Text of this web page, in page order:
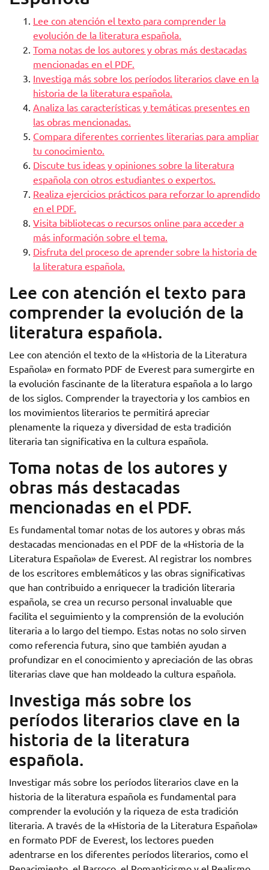
Lee con atención el texto para comprender la
evolución de la literatura española.
Toma notas de los autores y obras más destacadas
mencionadas en el PDF.
Investiga más sobre los períodos literarios clave en la
historia de la literatura española.
Analiza las características y temáticas presentes en
las obras mencionadas.
Compara diferentes corrientes literarias para ampliar
tu conocimiento.
Discute tus ideas y opiniones sobre la literatura
española con otros estudiantes o expertos.
Realiza ejercicios prácticos para reforzar lo aprendido
en el PDF.
Visita bibliotecas o recursos online para acceder a
más información sobre el tema.
Disfruta del proceso de aprender sobre la historia de
la literatura española.
Lee con atención el texto para
comprender la evolución de la
literatura española.
Lee con atención el texto de la «Historia de la Literatura
Española» en formato PDF de Everest para sumergirte en
la evolución fascinante de la literatura española a lo largo
de los siglos. Comprender la trayectoria y los cambios en
los movimientos literarios te permitirá apreciar
plenamente la riqueza y diversidad de esta tradición
literaria tan significativa en la cultura española.
Toma notas de los autores y
obras más destacadas
mencionadas en el PDF.
Es fundamental tomar notas de los autores y obras más
destacadas mencionadas en el PDF de la «Historia de la
Literatura Española» de Everest. Al registrar los nombres
de los escritores emblemáticos y las obras significativas
que han contribuido a enriquecer la tradición literaria
española, se crea un recurso personal invaluable que
facilita el seguimiento y la comprensión de la evolución
literaria a lo largo del tiempo. Estas notas no solo sirven
como referencia futura, sino que también ayudan a
profundizar en el conocimiento y apreciación de las obras
literarias clave que han moldeado la cultura española.
Investiga más sobre los
períodos literarios clave en la
historia de la literatura
española.
Investigar más sobre los períodos literarios clave en la
historia de la literatura española es fundamental para
comprender la evolución y la riqueza de esta tradición
literaria. A través de la «Historia de la Literatura Española»
en formato PDF de Everest, los lectores pueden
adentrarse en los diferentes períodos literarios, como el